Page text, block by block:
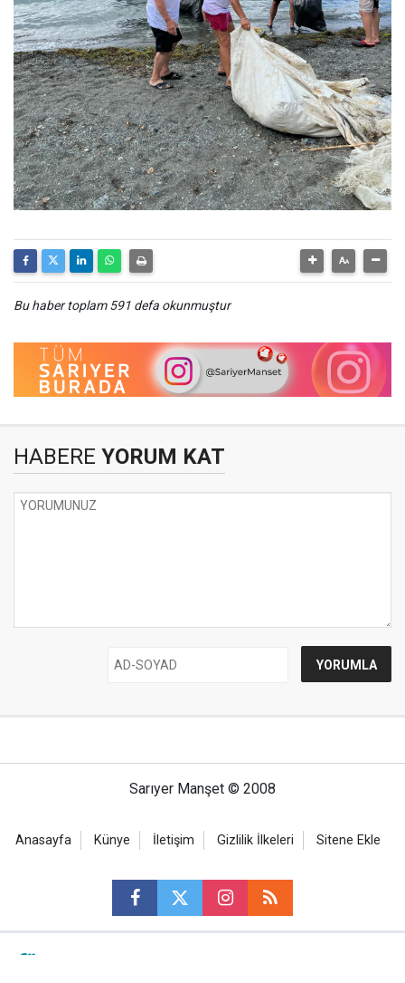
Bu haber toplam 591 defa okunmuştur
HABERE YORUM KAT
Sarıyer Manşet © 2008
Anasayfa Künye İletişim Gizlilik İlkeleri Sitene Ekle